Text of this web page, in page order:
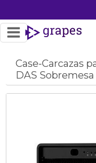
Case-Carcazas
DAS Sobremesa